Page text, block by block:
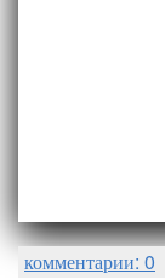
комментарии: 0